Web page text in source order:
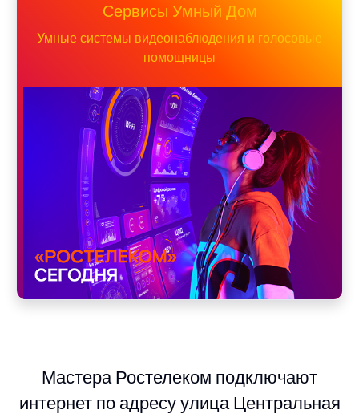
Сервисы Умный Дом
Умные системы видеонаблюдения и голосовые
помощницы
Мастера Ростелеком подключают
интернет по адресу улица Центральная